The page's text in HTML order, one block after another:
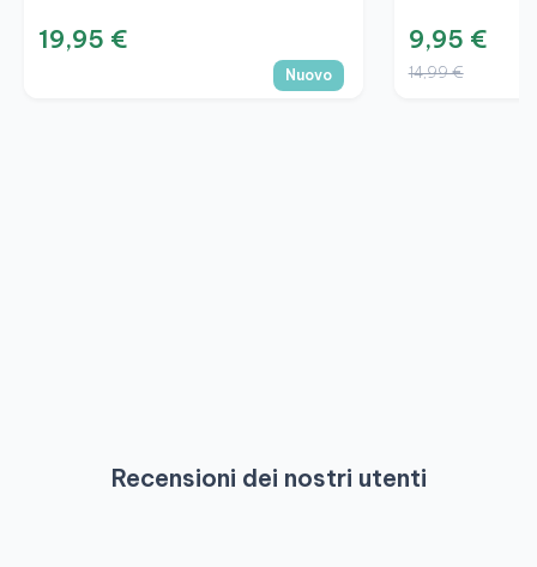
19,95 €
Nuovo
9,95 €
14,99 €
Recensioni dei nostri utenti